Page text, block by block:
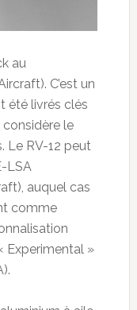
au
C’est un
été livrés clés
considère le
Le RV-12 peut
LSA
auquel cas
comme
Experimental »